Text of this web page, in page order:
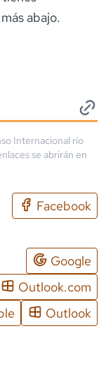
abajo.
Internacional río
se abrirán en
Facebook
Google
Outlook.com
Outlook